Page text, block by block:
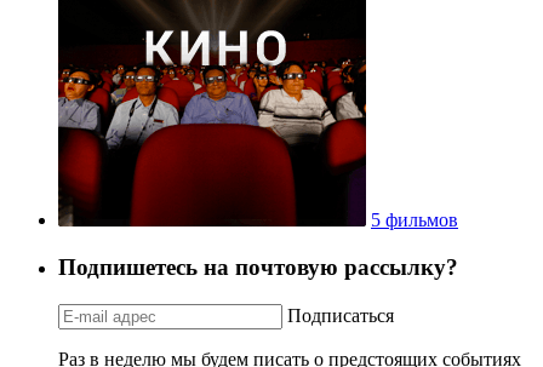
5 фильмов
Подпишетесь на почтовую рассылку?
Подписаться
Раз в неделю мы будем писать о предстоящих событиях